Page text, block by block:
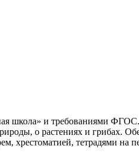
школа» и требованиями
о растениях и грибах.
хрестоматией, тетрадями на